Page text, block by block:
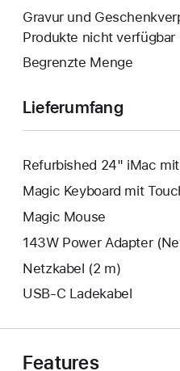
geöffnet.
Gravur und
Produkte nicht verfügbar
Begrenzte Menge
Lieferumfang
Refurbished 24" iMac
Magic Keyboard mit
Magic Mouse
143W Power Adapter
Netzkabel (2 m)
USB‑C Ladekabel
Features